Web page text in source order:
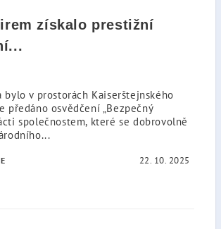
získalo prestižní
bylo v prostorách Kaiserštejnského
předáno osvědčení „Bezpečný
společnostem, které se dobrovolně
22. 10. 2025